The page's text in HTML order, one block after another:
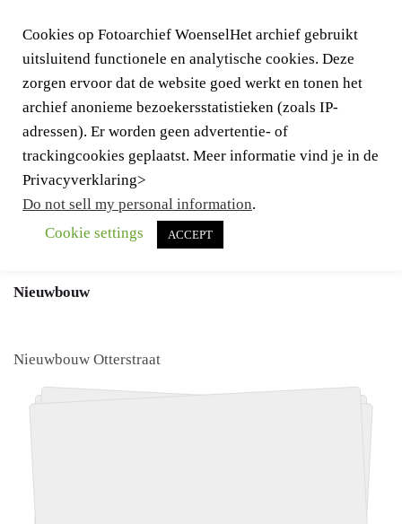
Bouw&Sloop
Nieuwbouw
Nieuwbouw Otterstraat
Cookies op Fotoarchief WoenselHet archief gebruikt
uitsluitend functionele en analytische cookies. Deze
zorgen ervoor dat de website goed werkt en tonen het
archief anonieme bezoekersstatistieken (zoals IP-
adressen). Er worden geen advertentie- of
trackingcookies geplaatst. Meer informatie vind je in de
Privacyverklaring>
Do not sell my personal information.
Cookie settings
ACCEPT